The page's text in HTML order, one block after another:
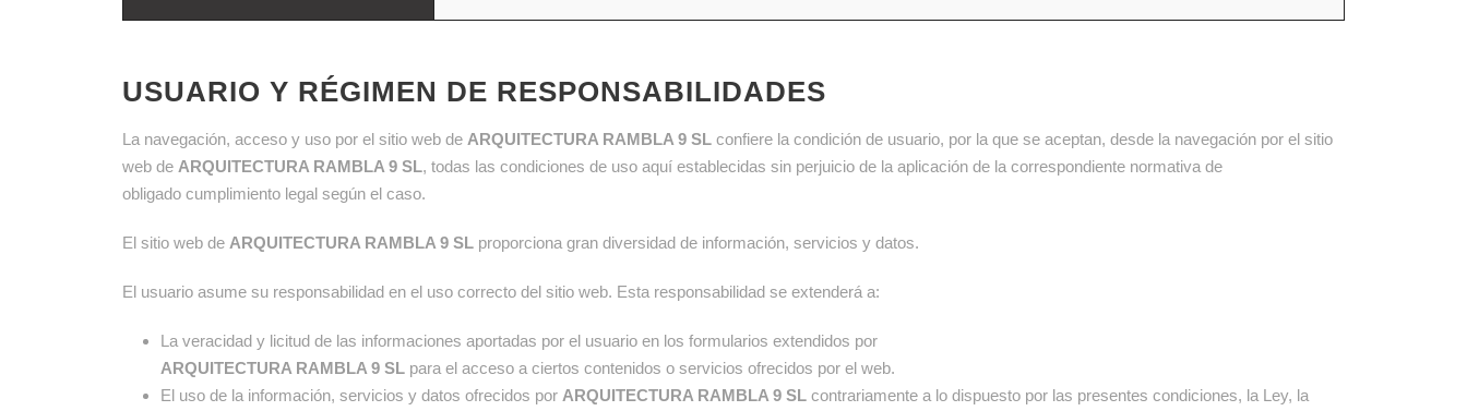
USUARIO Y RÉGIMEN DE RESPONSABILIDADES
La navegación, acceso y uso por el sitio web de ARQUITECTURA RAMBLA 9 SL confiere la condición de usuario, por la que se aceptan, desde la navegación por el sitio
web de ARQUITECTURA RAMBLA 9 SL, todas las condiciones de uso aquí establecidas sin perjuicio de la aplicación de la correspondiente normativa de
obligado cumplimiento legal según el caso.
El sitio web de ARQUITECTURA RAMBLA 9 SL proporciona gran diversidad de información, servicios y datos.
El usuario asume su responsabilidad en el uso correcto del sitio web. Esta responsabilidad se extenderá a:
La veracidad y licitud de las informaciones aportadas por el usuario en los formularios extendidos por
ARQUITECTURA RAMBLA 9 SL para el acceso a ciertos contenidos o servicios ofrecidos por el web.
El uso de la información, servicios y datos ofrecidos por ARQUITECTURA RAMBLA 9 SL contrariamente a lo dispuesto por las presentes condiciones, la Ley, la